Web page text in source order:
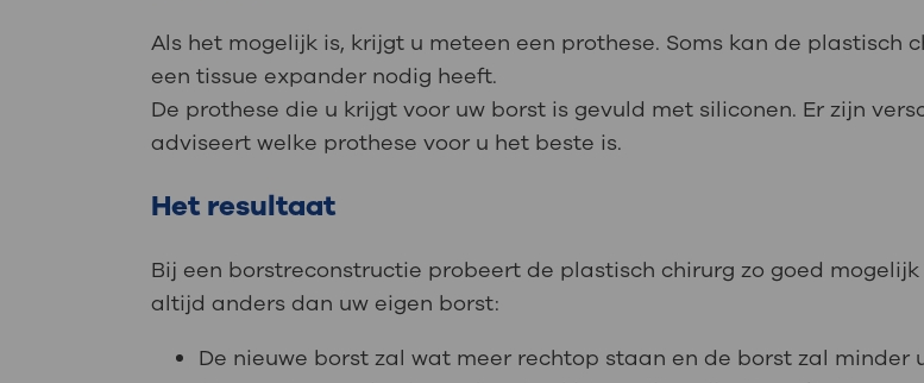
Als het mogelijk is, krijgt u meteen een prothese. Soms kan de
een tissue expander nodig heeft.
De prothese die u krijgt voor uw borst is gevuld met siliconen. Er zijn
adviseert welke prothese voor u het beste is.
Het resultaat
Bij een borstreconstructie probeert de plastisch chirurg zo goed
altijd anders dan uw eigen borst:
De nieuwe borst zal wat meer rechtop staan en de borst zal minder